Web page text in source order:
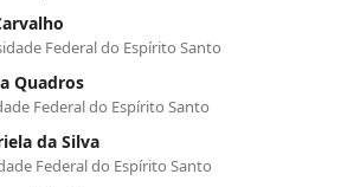
Federal do Espírito Santo
Quadros
Federal do Espírito Santo
da Silva
Federal do Espírito Santo